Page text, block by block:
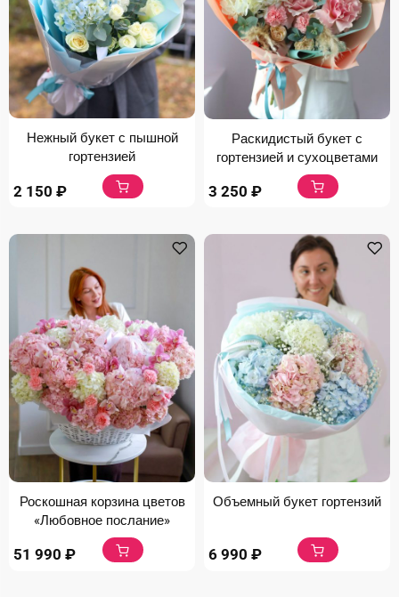
Нежный букет с пышной
гортензией
2 150 ₽
Раскидистый букет с
гортензией и сухоцветами
3 250 ₽
Роскошная корзина цветов
«Любовное послание»
51 990 ₽
Объемный букет гортензий
6 990 ₽